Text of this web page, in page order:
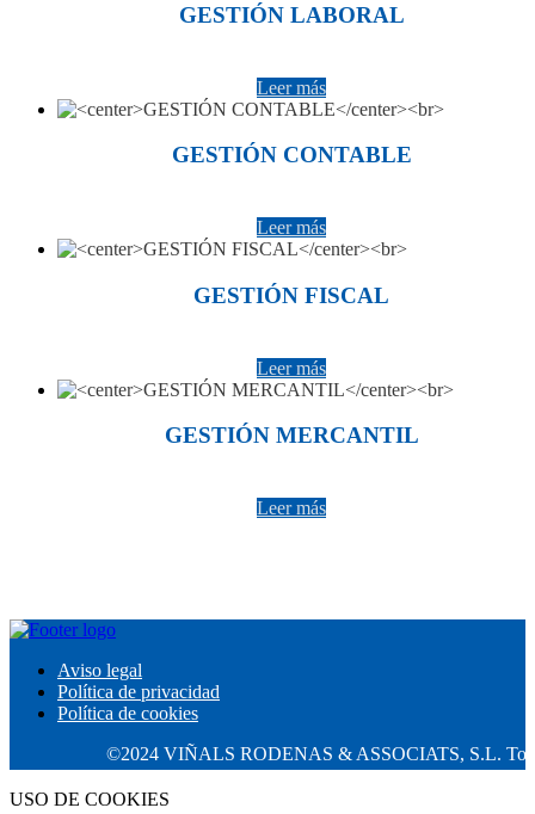
GESTIÓN LABORAL
Leer más
GESTIÓN CONTABLE
Leer más
GESTIÓN FISCAL
Leer más
GESTIÓN MERCANTIL
Leer más
Aviso legal
Política de privacidad
Política de cookies
©2024 VIÑALS RODENAS & ASSOCIATS, S.L. Todos
USO DE COOKIES